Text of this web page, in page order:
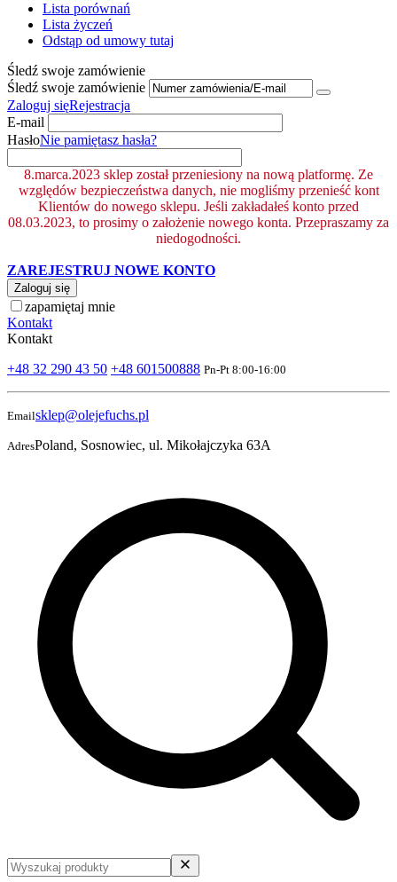
Lista porównań
Lista życzeń
Odstąp od umowy tutaj
Śledź swoje zamówienie
Śledź swoje zamówienie
Zaloguj sięRejestracja
E-mail
HasłoNie pamiętasz hasła?
8.marca.2023 sklep został przeniesiony na nową platformę. Ze
względów bezpieczeństwa danych, nie mogliśmy przenieść kont
Klientów do nowego sklepu. Jeśli zakładałeś konto przed
08.03.2023, to prosimy o założenie nowego konta. Przepraszamy za
niedogodności.
ZAREJESTRUJ NOWE KONTO
Zaloguj się
zapamiętaj mnie
Kontakt
Kontakt
+48 32 290 43 50 +48 601500888 Pn-Pt 8:00-16:00
Emailsklep@olejefuchs.pl
AdresPoland, Sosnowiec, ul. Mikołajczyka 63A